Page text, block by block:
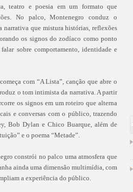
teatro e poesia em um formato que
No palco, Montenegro conduz o
narrativa que mistura histórias, reflexões
os signos do zodíaco como ponto
sobre comportamento, identidade e
com “A Lista”, canção que abre o
o tom intimista da narrativa. A partir
os signos em um roteiro que alterna
e conversas com o público, trazendo
Bob Dylan e Chico Buarque, além de
e o poema “Metade”.
constrói no palco uma atmosfera que
ainda uma dimensão multimídia, com
a experiência do público.